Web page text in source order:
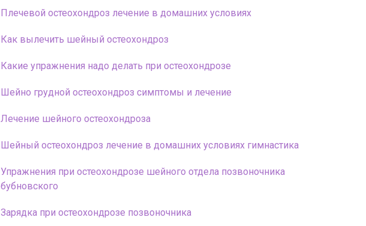
Плечевой остеохондроз лечение в домашних условиях
Как вылечить шейный остеохондроз
Какие упражнения надо делать при остеохондрозе
Шейно грудной остеохондроз симптомы и лечение
Лечение шейного остеохондроза
Шейный остеохондроз лечение в домашних условиях гимнастика
Упражнения при остеохондрозе шейного отдела позвоночника
бубновского
Зарядка при остеохондрозе позвоночника